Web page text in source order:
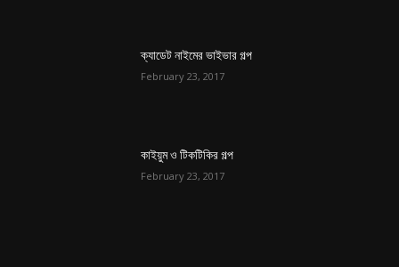
ক্যাডেট নাইমের ভাইভার গল্প
February 23, 2017
কাইয়ুম ও টিকটিকির গল্প
February 23, 2017